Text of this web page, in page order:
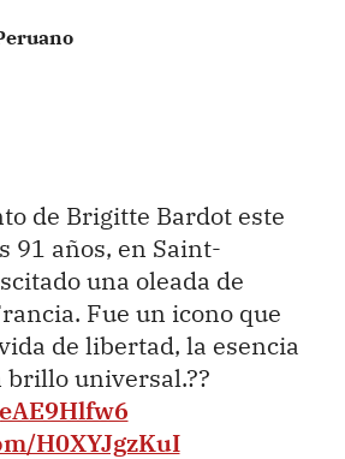
de Brigitte Bardot este
91 años, en Saint-
una oleada de
Fue un icono que
de libertad, la esencia
brillo universal.??
H0XYJgzKuI